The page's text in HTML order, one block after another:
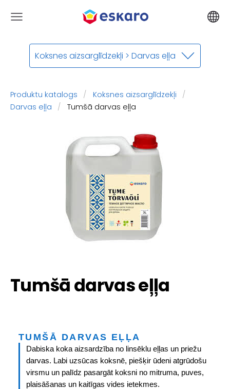
Koksnes aizsarglīdzekļi > Darvas eļļa
Produktu katalogs
Koksnes aizsarglīdzekļi
Darvas eļļa
​Tumšā darvas eļļa
​Tumšā darvas eļļa
TUMŠĀ DARVAS EĻĻA
Dabiska koka aizsardzība no linsēklu eļļas un priežu
darvas. Labi uzsūcas koksnē, piešķir ūdeni atgrūdošu
virsmu un palīdz pasargāt koksni no mitruma, puves,
plaisāšanas un kaitīgas vides ietekmes.